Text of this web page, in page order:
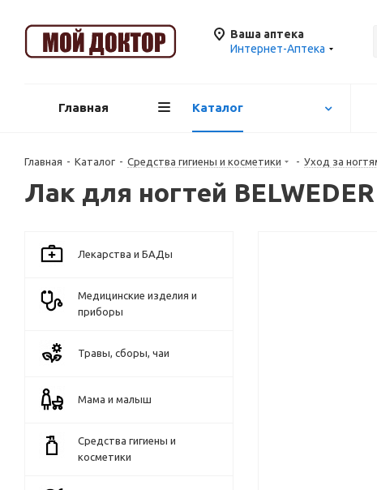
Ваша аптека
Интернет-Аптека
Главная Каталог
Главная - Каталог - Средства гигиены и косметики - Уход за
Лак для ногтей
Лекарства и БАДы
Медицинские изделия и
приборы
Травы, сборы, чаи
Мама и малыш
Средства гигиены и
косметики